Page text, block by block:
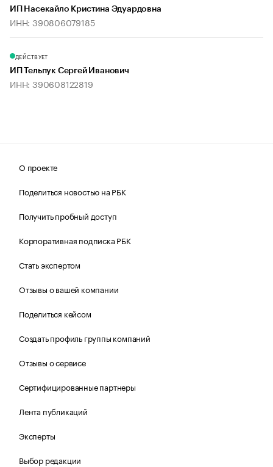
ИП Насекайло Кристина Эдуардовна
ИНН: 390806079185
ДЕЙСТВУЕТ
ИП Тельпук Сергей Иванович
ИНН: 390608122819
О проекте
Поделиться новостью на РБК
Получить пробный доступ
Корпоративная подписка РБК
Стать экспертом
Отзывы о вашей компании
Поделиться кейсом
Создать профиль группы компаний
Отзывы о сервисе
Сертифицированные партнеры
Лента публикаций
Эксперты
Выбор редакции